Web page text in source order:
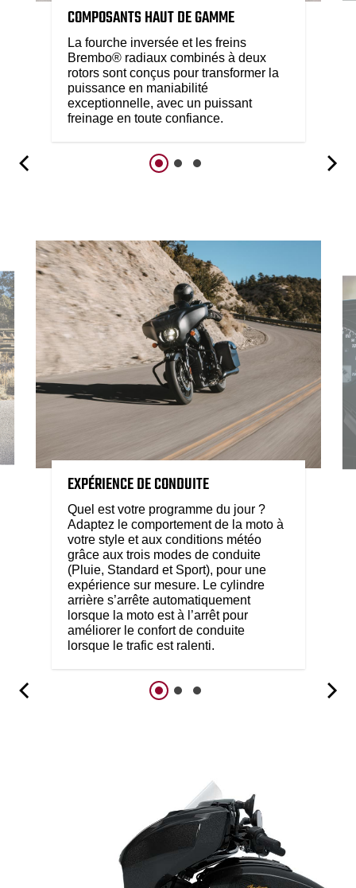
COMPOSANTS HAUT DE GAMME
La fourche inversée et les freins
Brembo® radiaux combinés à deux
rotors sont conçus pour transformer la
puissance en maniabilité
exceptionnelle, avec un puissant
freinage en toute confiance.
EXPÉRIENCE DE CONDUITE
Quel est votre programme du jour ?
Adaptez le comportement de la moto à
votre style et aux conditions météo
grâce aux trois modes de conduite
(Pluie, Standard et Sport), pour une
expérience sur mesure. Le cylindre
arrière s’arrête automatiquement
lorsque la moto est à l’arrêt pour
améliorer le confort de conduite
lorsque le trafic est ralenti.